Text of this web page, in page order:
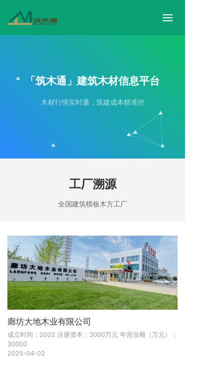
「筑木通」建筑木材信息平台
木材行情实时通，筑建成本精准控
工厂溯源
全国建筑模板木方工厂
廊坊大地木业有限公司
成立时间：2002 注册资本：3000万元 年营业额（万元）：
30000
2025-04-02